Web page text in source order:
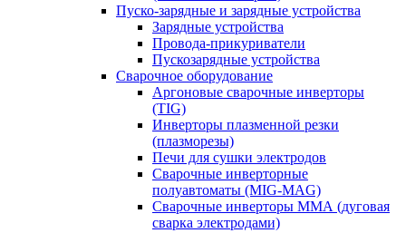
Пуско-зарядные и зарядные устройства
Зарядные устройства
Провода-прикуриватели
Пускозарядные устройства
Сварочное оборудование
Аргоновые сварочные инверторы
(TIG)
Инверторы плазменной резки
(плазморезы)
Печи для сушки электродов
Сварочные инверторные
полуавтоматы (MIG-MAG)
Сварочные инверторы ММА (дуговая
сварка электродами)